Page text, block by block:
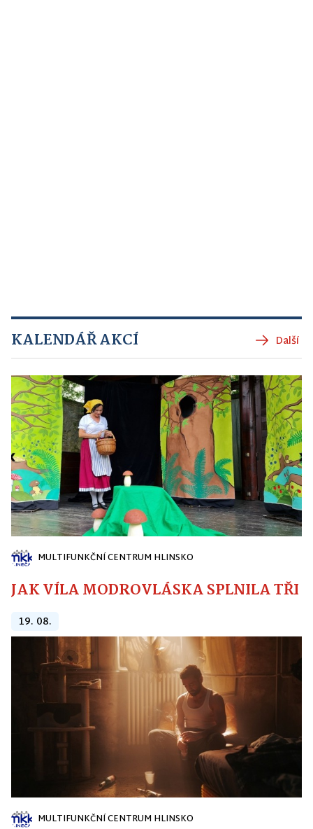
KALENDÁŘ AKCÍ Další
MULTIFUNKČNÍ CENTRUM HLINSKO
JAK VÍLA MODROVLÁSKA SPLNILA
19. 08.
MULTIFUNKČNÍ CENTRUM HLINSKO